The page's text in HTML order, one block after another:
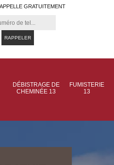
GRATUITEMENT
DÉBISTRAGE DE
CHEMINÉE 13
FUMISTERIE
13